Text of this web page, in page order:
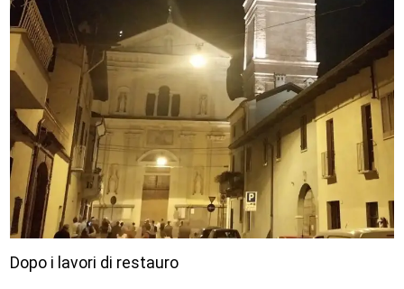
Dopo i lavori di restauro